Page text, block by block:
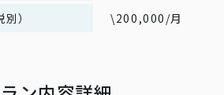
）
\200,000/月